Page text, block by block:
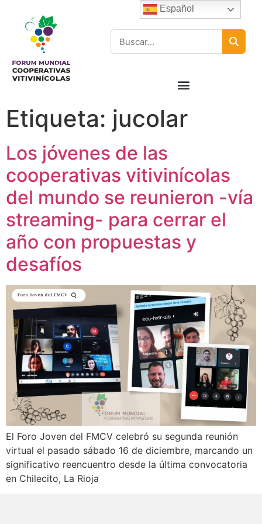
Etiqueta: jucolar
Los jóvenes de las
cooperativas vitivinícolas
del mundo se reunieron -vía
streaming- para cerrar el
año con propuestas y
desafíos
El Foro Joven del FMCV celebró su segunda reunión
virtual el pasado sábado 16 de diciembre, marcando un
significativo reencuentro desde la última convocatoria
en Chilecito, La Rioja
Español